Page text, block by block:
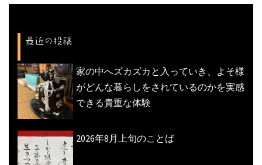
最近の投稿
家の中へズカズカと入っていき、よそ様
がどんな暮らしをされているのかを実感
できる貴重な体験
2026年8月上旬のことば